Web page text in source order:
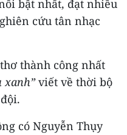
bật nhất, đạt nhiều
cứu tân nhạc
thành công nhất
xanh”viết về thời bộ
có Nguyễn Thụy